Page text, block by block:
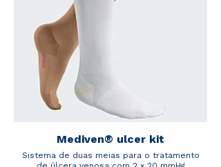
Mediven® ulcer kit
Sistema de duas meias para o tratamento